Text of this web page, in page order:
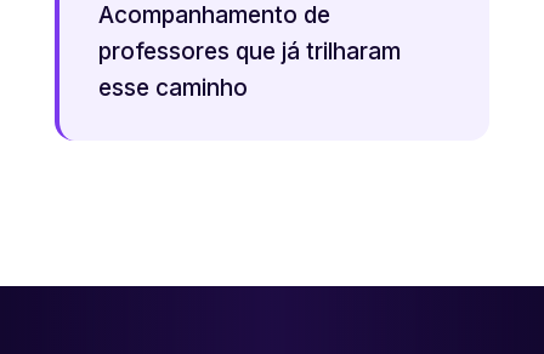
Acompanhamento de
professores que já trilharam
esse caminho